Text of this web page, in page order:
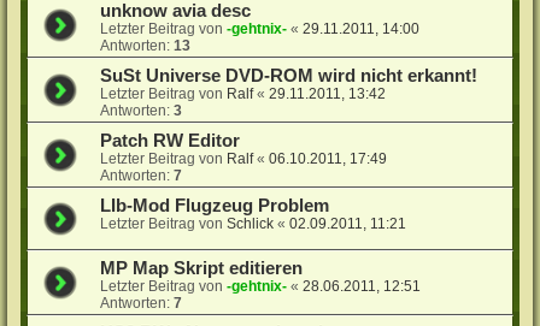
unknow avia desc
Letzter Beitrag von-gehtnix- «29.11.2011, 14:00
Antworten:13
SuSt Universe DVD-ROM wird nicht erkannt!
Letzter Beitrag von Ralf«29.11.2011, 13:42
Antworten:3
Patch RW Editor
Letzter Beitrag von Ralf«06.10.2011, 17:49
Antworten:7
LIb-Mod Flugzeug Problem
Letzter Beitrag vonSchlick «02.09.2011, 11:21
MP Map Skript editieren
Letzter Beitrag von-gehtnix- «28.06.2011, 12:51
Antworten:7